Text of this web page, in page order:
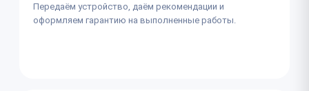
Передаём устройство, даём рекомендации и
оформляем гарантию на выполненные работы.